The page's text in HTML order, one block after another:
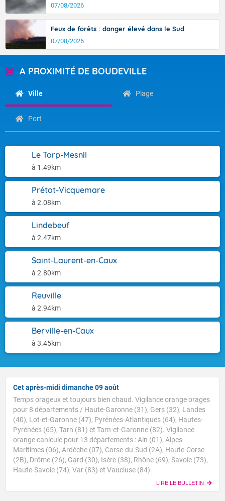
07/08/2026
Feux de forêts : danger élevé dans le Sud
07/08/2026
A PROXIMITÉ DE BOUDEVILLE
Ville Plage
Port
Le Torp-Mesnil
à 1.49km
Prétot-Vicquemare
à 2.08km
Lindebeuf
à 2.47km
Saint-Laurent-en-Caux
à 2.80km
Reuville
à 2.94km
Berville-en-Caux
à 3.45km
Cet après-midi dimanche 09 août
Temps orageux et toujours bien chaud. Vigilance orange orages
pour 8 départements / Haute-Garonne (31), Gers (32), Landes
(40), Lot-et-Garonne (47), Pyrénées-Atlantiques (64), Hautes-
Pyrénées (65), Tarn (81) et Tarn-et-Garonne (82). Vigilance
orange canicule pour 13 départements : Ain (01), Alpes-
Maritimes (06), Ardèche (07), Corse-du-Sud (2A), Haute-Corse
(2B), Drôme (26), Gard (30), Isère (38), Rhône (69), Savoie (73),
Haute-Savoie (74), Var (83) et Vaucluse (84).
LIRE LE BULLETIN
Voici les températures relevées à 10h suivies des
maximales prévues cet après-midi : Brest : 20/27 Paris
: 23/34 Lyon : 25/37 Biarritz : 24/27 Cherbourg : 24/27
Tours : 27/34 Clermont-Fd : 29/34 Perpignan : 29/32